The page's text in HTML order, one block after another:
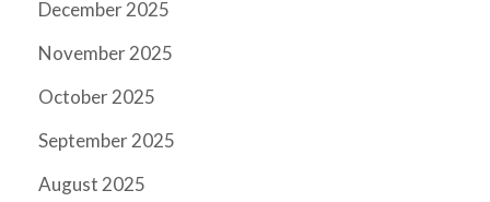
December 2025
November 2025
October 2025
September 2025
August 2025